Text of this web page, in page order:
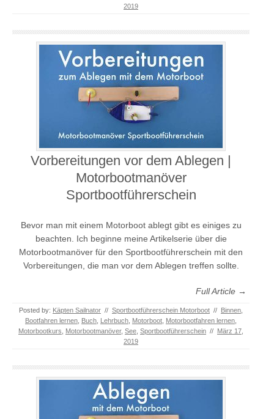
2019
Vorbereitungen vor dem Ablegen |
Motorbootmanöver
Sportbootführerschein
Bevor man mit einem Motorboot ablegt gibt es einiges zu
beachten. Ich beginne meine Artikelserie über die
Motorbootmanöver für den Sportbootführerschein mit den
Vorbereitungen, die man vor dem Ablegen treffen sollte.
Full Article →
Posted by: Käpten Sailnator // Sportbootführerschein Motorboot // Binnen
Bootfahren lernen Buch Lehrbuch Motorboot Motorbootfahren lernen
Motorbootkurs
Motorbootmanöver, See Sportbootführerschein // März 17,
2019